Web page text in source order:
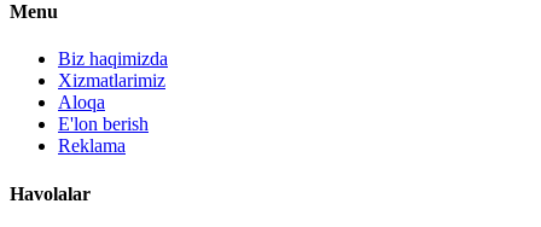
Menu
Biz haqimizda
Xizmatlarimiz
Aloqa
E'lon berish
Reklama
Havolalar